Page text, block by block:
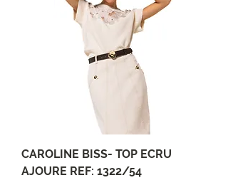
CAROLINE BISS- TOP ECRU
AJOURE REF: 1322/54